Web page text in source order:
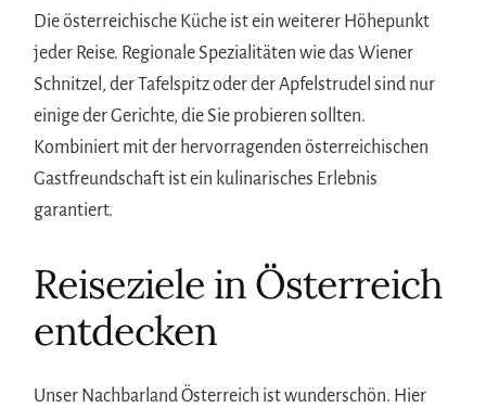
Die österreichische Küche ist ein weiterer Höhepunkt
jeder Reise. Regionale Spezialitäten wie das Wiener
Schnitzel, der Tafelspitz oder der Apfelstrudel sind nur
einige der Gerichte, die Sie probieren sollten.
Kombiniert mit der hervorragenden österreichischen
Gastfreundschaft ist ein kulinarisches Erlebnis
garantiert.
Reiseziele in Österreich
entdecken
Unser Nachbarland Österreich ist wunderschön. Hier